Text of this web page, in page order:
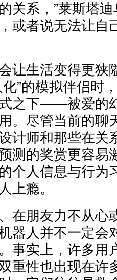
关系，”莱斯塔
或者说无法让自
让生活变得更狭
”的模拟伴侣时
之下——被爱的
。尽管当前的聊
计师和那些在关
测的奖赏更容易
个人信息与行为
上瘾。
在朋友力不从心
器人并不一定会
事实上，许多用
重性也出现在许